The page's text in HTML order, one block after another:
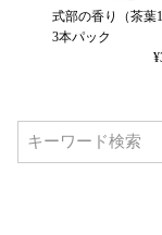
式部の香り（茶葉
3本パック
¥